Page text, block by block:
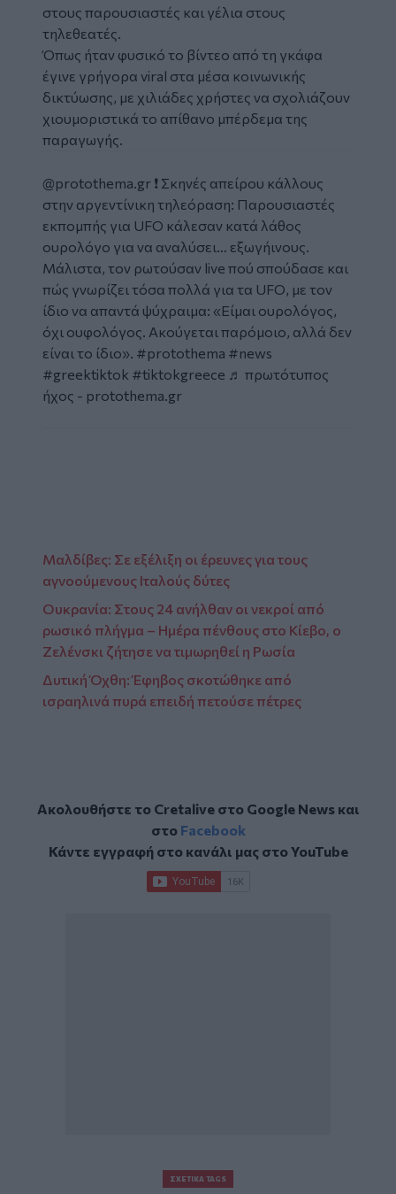
στους παρουσιαστές και γέλια στους
τηλεθεατές.
Όπως ήταν φυσικό το βίντεο από τη γκάφα
έγινε γρήγορα viral στα μέσα κοινωνικής
δικτύωσης, με χιλιάδες χρήστες να σχολιάζουν
χιουμοριστικά το απίθανο μπέρδεμα της
παραγωγής.
Embed
@protothema.gr ❗ Σκηνές απείρου κάλλους
στην αργεντίνικη τηλεόραση: Παρουσιαστές
εκπομπής για UFO κάλεσαν κατά λάθος
ουρολόγο για να αναλύσει… εξωγήινους.
Μάλιστα, τον ρωτούσαν live πού σπούδασε και
πώς γνωρίζει τόσα πολλά για τα UFO, με τον
ίδιο να απαντά ψύχραιμα: «Είμαι ουρολόγος,
όχι ουφολόγος. Ακούγεται παρόμοιο, αλλά δεν
είναι το ίδιο». #protothema #news
#greektiktok #tiktokgreece ♬ πρωτότυπος
ήχος - protothema.gr
Μαλδίβες: Σε εξέλιξη οι έρευνες για τους
αγνοούμενους Ιταλούς δύτες
Ουκρανία: Στους 24 ανήλθαν οι νεκροί από
ρωσικό πλήγμα – Ημέρα πένθους στο Κίεβο, ο
Ζελένσκι ζήτησε να τιμωρηθεί η Ρωσία
Δυτική Όχθη: Έφηβος σκοτώθηκε από
ισραηλινά πυρά επειδή πετούσε πέτρες
Ακολουθήστε το Cretalive στο Google Newsκαι
στο Facebook
Κάντε εγγραφή στο κανάλι μας στοYouTube
ΣΧΕΤΙΚΆ TAGS